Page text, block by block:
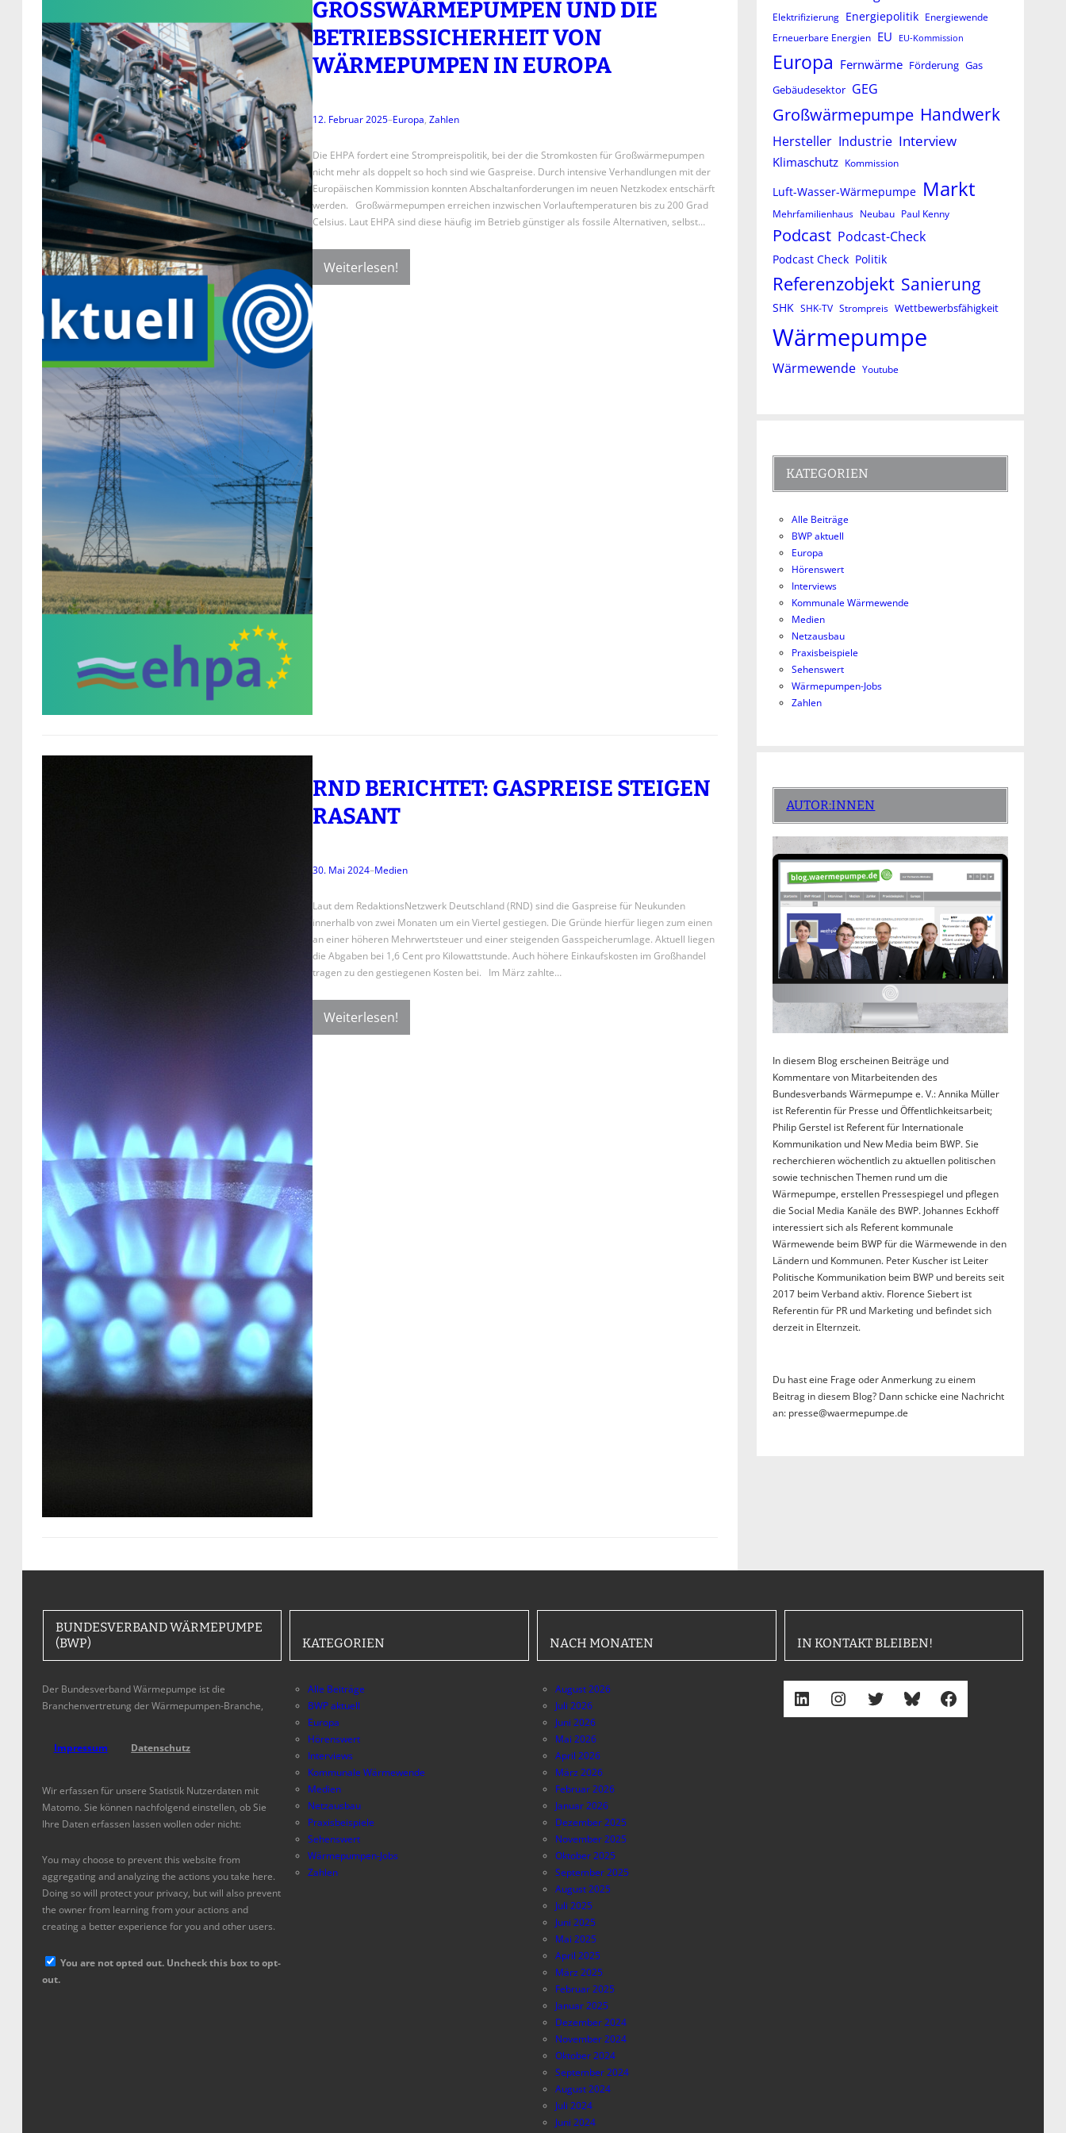
GROSSWÄRMEPUMPEN UND DIE B
ETRIEBSSICHERHEIT VON W
ÄRMEPUMPEN IN EUROPA
12. Februar 2025–Europa, Zahlen
Die EHPA fordert eine Strompreispolitik, bei der die Stromkosten für Großwärmepumpen
nicht mehr als doppelt so hoch sind wie Gaspreise. Durch intensive Verhandlungen mit der
Europäischen Kommission konnten Abschaltanforderungen im neuen Netzkodex entschärft
werden. Großwärmepumpen erreichen inzwischen Vorlauftemperaturen bis zu 200 Grad
Celsius. Laut EHPA sind diese häufig im Betrieb günstiger als fossile Alternativen, selbst…
Weiterlesen!
RND BERICHTET: GASPREISE STEIGEN
RASANT
30. Mai 2024–Medien
Laut dem RedaktionsNetzwerk Deutschland (RND) sind die Gaspreise für Neukunden
innerhalb von zwei Monaten um ein Viertel gestiegen. Die Gründe hierfür liegen zum einen
an einer höheren Mehrwertsteuer und einer steigenden Gasspeicherumlage. Aktuell liegen
die Abgaben bei 1,6 Cent pro Kilowattstunde. Auch höhere Einkaufskosten im Großhandel
tragen zu den gestiegenen Kosten bei. Im März zahlte…
Weiterlesen!
Elektrifizierung Energiepolitik Energiewende
Erneuerbare Energien EU EU-Kommission
Europa Fernwärme Förderung Gas
Gebäudesektor GEG
Großwärmepumpe Handwerk
Hersteller Industrie Interview
Klimaschutz Kommission
Luft-Wasser-Wärmepumpe Markt
Mehrfamilienhaus Neubau Paul Kenny
Podcast Podcast-Check
Podcast Check Politik
Referenzobjekt Sanierung
SHK SHK-TV Strompreis Wettbewerbsfähigkeit
Wärmepumpe
Wärmewende Youtube
KATEGORIEN
Alle Beiträge
BWP aktuell
Europa
Hörenswert
Interviews
Kommunale Wärmewende
Medien
Netzausbau
Praxisbeispiele
Sehenswert
Wärmepumpen-Jobs
Zahlen
AUTOR:INNEN
In diesem Blog erscheinen Beiträge und
Kommentare von Mitarbeitenden des
Bundesverbands Wärmepumpe e. V.: Annika Müller
ist Referentin für Presse und Öffentlichkeitsarbeit;
Philip Gerstel ist Referent für Internationale
Kommunikation und New Media beim BWP. Sie
recherchieren wöchentlich zu aktuellen politischen
sowie technischen Themen rund um die
Wärmepumpe, erstellen Pressespiegel und pflegen
die Social Media Kanäle des BWP. Johannes Eckhoff
interessiert sich als Referent kommunale
Wärmewende beim BWP für die Wärmewende in den
Ländern und Kommunen. Peter Kuscher ist Leiter
Politische Kommunikation beim BWP und bereits seit
2017 beim Verband aktiv. Florence Siebert ist
Referentin für PR und Marketing und befindet sich
derzeit in Elternzeit.
Du hast eine Frage oder Anmerkung zu einem
Beitrag in diesem Blog? Dann schicke eine Nachricht
an: presse@waermepumpe.de
BUNDESVERBAND WÄRMEPUMPE
(BWP)
Der Bundesverband Wärmepumpe ist die
Branchenvertretung der Wärmepumpen-Branche,
Impressum Datenschutz
Wir erfassen für unsere Statistik Nutzerdaten mit
Matomo. Sie können nachfolgend einstellen, ob Sie
Ihre Daten erfassen lassen wollen oder nicht:
You may choose to prevent this website from
aggregating and analyzing the actions you take here.
Doing so will protect your privacy, but will also prevent
the owner from learning from your actions and
creating a better experience for you and other users.
You are not opted out. Uncheck this box to opt-
out.
KATEGORIEN
Alle Beiträge
BWP aktuell
Europa
Hörenswert
Interviews
Kommunale Wärmewende
Medien
Netzausbau
Praxisbeispiele
Sehenswert
Wärmepumpen-Jobs
Zahlen
NACH MONATEN
August 2026
Juli 2026
Juni 2026
Mai 2026
April 2026
März 2026
Februar 2026
Januar 2026
Dezember 2025
November 2025
Oktober 2025
September 2025
August 2025
Juli 2025
Juni 2025
Mai 2025
April 2025
März 2025
Februar 2025
Januar 2025
Dezember 2024
November 2024
Oktober 2024
September 2024
August 2024
Juli 2024
Juni 2024
IN KONTAKT BLEIBEN!
LinkedIn Instagram Twitter Bluesky Facebook